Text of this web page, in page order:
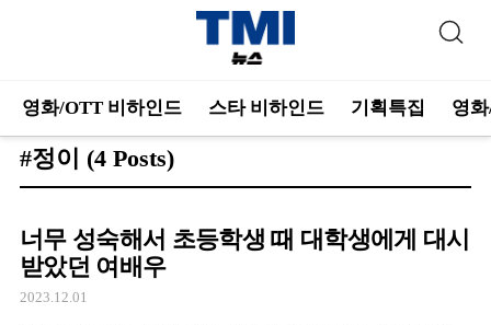
영화/OTT 비하인드 스타 비하인드 기획특집 영
#정이 (4 Posts)
너무 성숙해서 초등학생 때 대학생에게 대시
받았던 여배우
2023.12.01